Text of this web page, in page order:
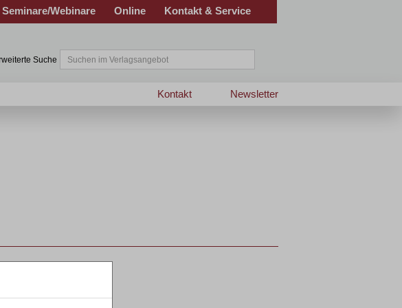
Seminare/Webinare Online Kontakt & Service
Suche
Newsletter
Kontakt